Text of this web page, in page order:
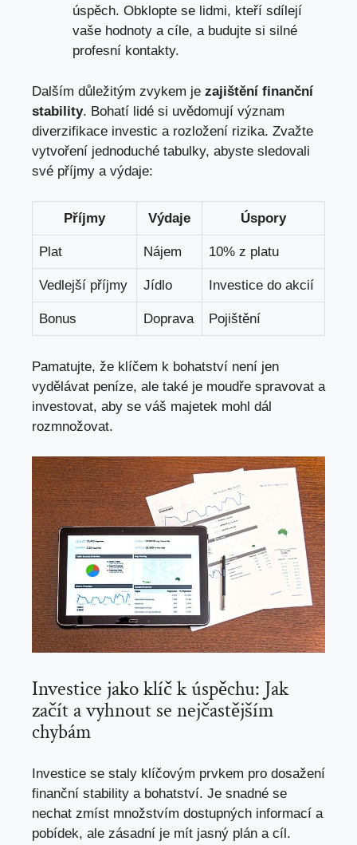
úspěch. Obklopte se lidmi, kteří sdílejí
vaše hodnoty a cíle, a budujte si silné
profesní kontakty.
Dalším důležitým zvykem je zajištění finanční
stability. Bohatí lidé si uvědomují význam
diverzifikace investic a rozložení rizika. Zvažte
vytvoření jednoduché tabulky, abyste sledovali
své příjmy a výdaje:
Příjmy Výdaje Úspory
Plat Nájem 10% z platu
Vedlejší příjmy Jídlo Investice do akcií
Bonus Doprava Pojištění
Pamatujte, že klíčem k bohatství není jen
vydělávat peníze, ale také je moudře spravovat a
investovat, aby se váš majetek mohl dál
rozmnožovat.
Investice jako klíč k úspěchu: Jak
začít a vyhnout se nejčastějším
chybám
Investice se staly klíčovým prvkem pro dosažení
finanční stability a bohatství. Je snadné se
nechat zmíst množstvím dostupných informací a
pobídek, ale zásadní je mít jasný plán a cíl.